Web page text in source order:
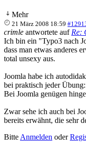
Mehr
21 März 2008 18:59
crimle antwortete auf Re:
Ich bin ein "Typo3 nach
dass man etwas anderes
total unsexy aus.
Joomla habe ich
bei praktisch jeder
Bei Joomla genügen
Zwar sehe ich auch bei
bereits erwähnt, die sehr
Bitte Anmelden oder